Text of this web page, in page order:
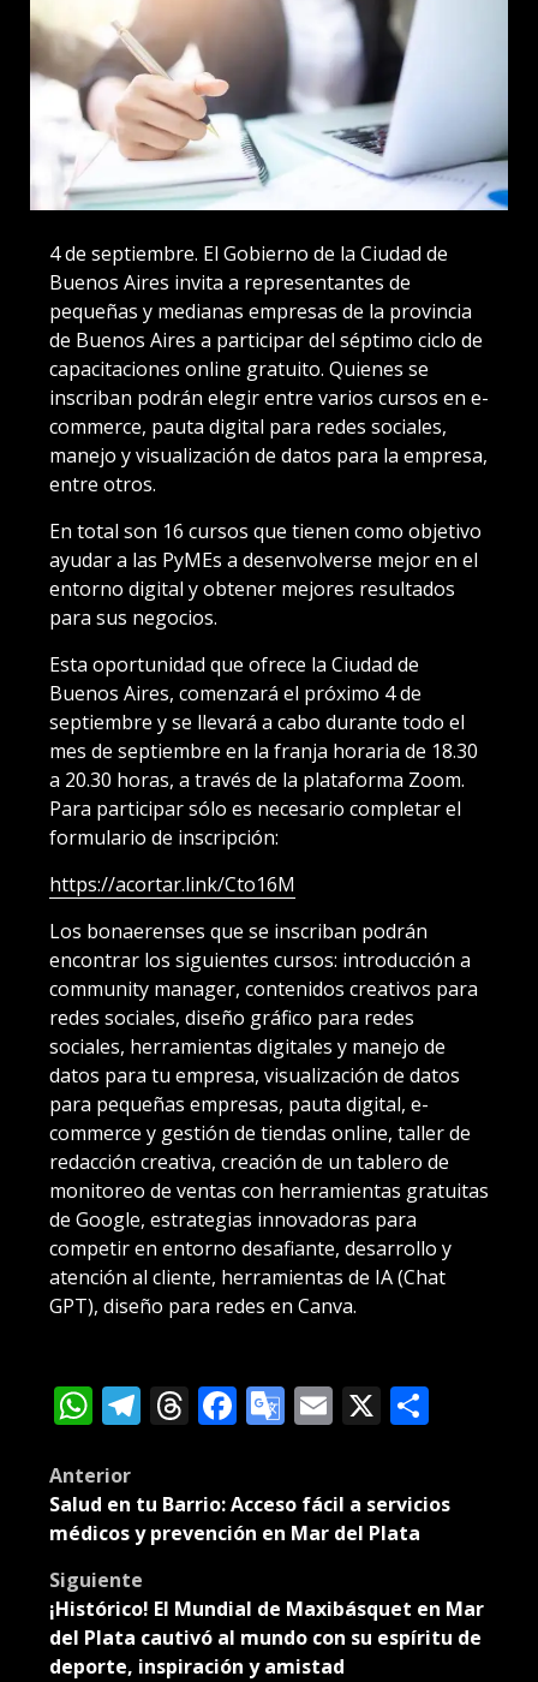
4 de septiembre. El Gobierno de la Ciudad de
Buenos Aires invita a representantes de
pequeñas y medianas empresas de la provincia
de Buenos Aires a participar del séptimo ciclo de
capacitaciones online gratuito. Quienes se
inscriban podrán elegir entre varios cursos en e-
commerce, pauta digital para redes sociales,
manejo y visualización de datos para la empresa,
entre otros.
En total son 16 cursos que tienen como objetivo
ayudar a las PyMEs a desenvolverse mejor en el
entorno digital y obtener mejores resultados
para sus negocios.
Esta oportunidad que ofrece la Ciudad de
Buenos Aires, comenzará el próximo 4 de
septiembre y se llevará a cabo durante todo el
mes de septiembre en la franja horaria de 18.30
a 20.30 horas, a través de la plataforma Zoom.
Para participar sólo es necesario completar el
formulario de inscripción:
https://acortar.link/Cto16M
Los bonaerenses que se inscriban podrán
encontrar los siguientes cursos: introducción a
community manager, contenidos creativos para
redes sociales, diseño gráfico para redes
sociales, herramientas digitales y manejo de
datos para tu empresa, visualización de datos
para pequeñas empresas, pauta digital, e-
commerce y gestión de tiendas online, taller de
redacción creativa, creación de un tablero de
monitoreo de ventas con herramientas gratuitas
de Google, estrategias innovadoras para
competir en entorno desafiante, desarrollo y
atención al cliente, herramientas de IA (Chat
GPT), diseño para redes en Canva.
WhatsApp
Telegram
Threads
Facebook
Google
Email
X
Post
navigation
Anterior
Salud en tu Barrio: Acceso fácil a servicios
médicos y prevención en Mar del Plata
Siguiente
¡Histórico! El Mundial de Maxibásquet en Mar
del Plata cautivó al mundo con su espíritu de
deporte, inspiración y amistad